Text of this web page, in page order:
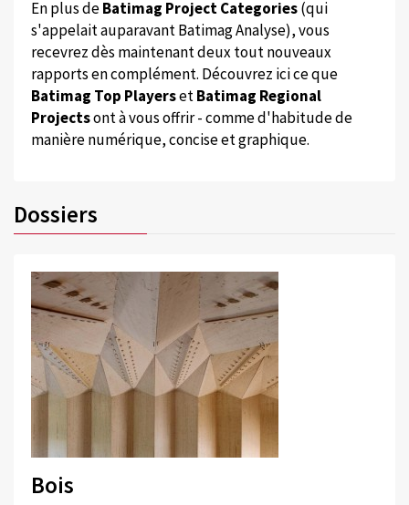
En plus deBatimag Project Categories(qui
s'appelait auparavant Batimag Analyse), vous
recevrez dès maintenant deux tout nouveaux
rapports en complément. Découvrez ici ce que
Batimag Top PlayersetBatimag Regional
Projectsont à vous offrir - comme d'habitude de
manière numérique, concise et graphique.
Dossiers
Bois